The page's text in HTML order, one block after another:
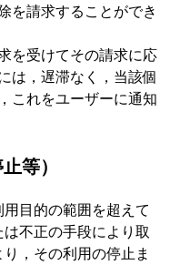
を請求することができ
を受けてその請求に応
は，遅滞なく，当該個
これをユーザーに通知
等）
目的の範囲を超えて
不正の手段により取
，その利用の停止ま